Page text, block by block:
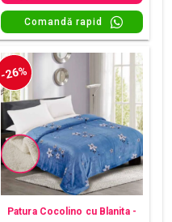
Comandă rapid
-26%
Patura Cocolino cu Blanita -